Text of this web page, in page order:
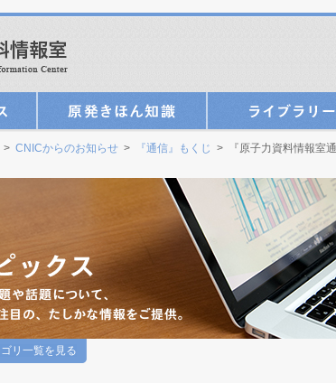
> CNICからのお知らせ > 『通信』もくじ > 『原子力資料情報室
リ一覧を見る